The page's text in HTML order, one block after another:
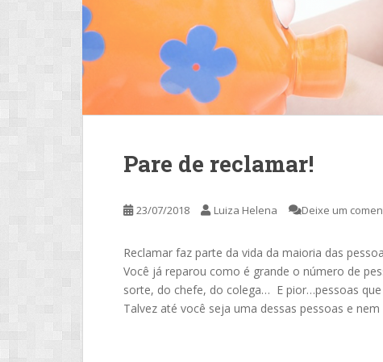
Pare de reclamar!
23/07/2018 Luiza Helena Deixe um
Reclamar faz parte da vida da maioria das
Você já reparou como é grande o número de
sorte, do chefe, do colega… E pior…pessoas
Talvez até você seja uma dessas pessoas e nem